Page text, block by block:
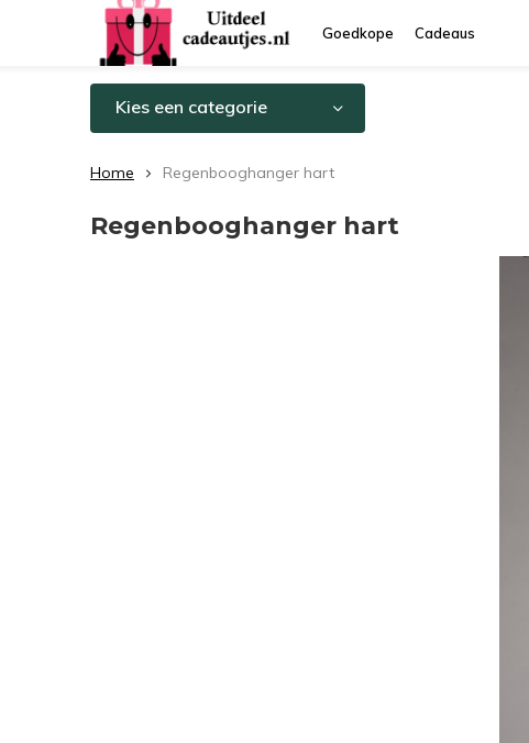
Goedkope Cadeaus
Kies een categorie
Home Regenbooghanger hart
Regenbooghanger hart